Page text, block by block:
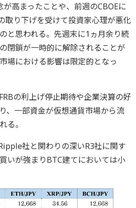
高まったことや、前週のCBOEに
取り下げを受けて投資家心理が悪化
と思われる。先週末に1ヵ月余り続
閉鎖が一時的に解除されることが
場における影響は限定的となっ
の利上げ停止期待や企業決算の好
、一部資金が仮想通貨市場から流
る。
社と関わりの深いR3社に関す
いが強まりBTC建てにおいては小